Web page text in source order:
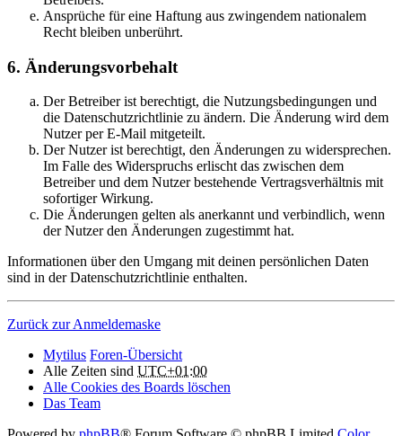
Ansprüche für eine Haftung aus zwingendem nationalem
Recht bleiben unberührt.
6. Änderungsvorbehalt
Der Betreiber ist berechtigt, die Nutzungsbedingungen und
die Datenschutzrichtlinie zu ändern. Die Änderung wird dem
Nutzer per E-Mail mitgeteilt.
Der Nutzer ist berechtigt, den Änderungen zu widersprechen.
Im Falle des Widerspruchs erlischt das zwischen dem
Betreiber und dem Nutzer bestehende Vertragsverhältnis mit
sofortiger Wirkung.
Die Änderungen gelten als anerkannt und verbindlich, wenn
der Nutzer den Änderungen zugestimmt hat.
Informationen über den Umgang mit deinen persönlichen Daten
sind in der Datenschutzrichtlinie enthalten.
Zurück zur Anmeldemaske
Mytilus Foren-Übersicht
Alle Zeiten sind UTC+01:00
Alle Cookies des Boards löschen
Das Team